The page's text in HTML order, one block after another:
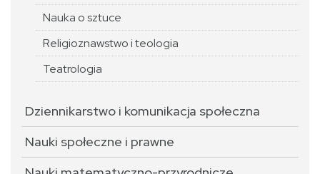
Nauka o sztuce
Religioznawstwo i teologia
Teatrologia
Dziennikarstwo i komunikacja społeczna
Nauki społeczne i prawne